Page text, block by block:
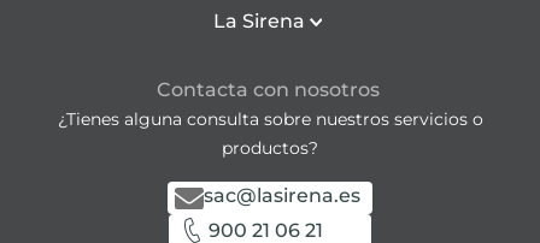
La Sirena
Contacta con nosotros
¿Tienes alguna consulta sobre nuestros servicios o
productos?
sac@lasirena.es
900 21 06 21